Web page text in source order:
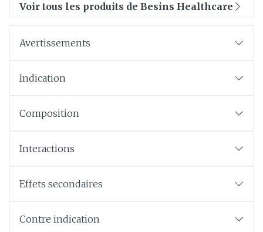
Voir tous les produits de Besins Healthcare
Avertissements
Indication
Composition
Interactions
Effets secondaires
Contre indication